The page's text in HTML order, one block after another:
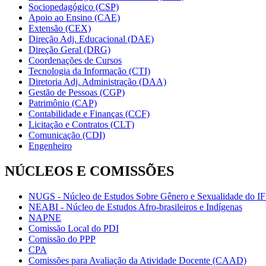
Sociopedagógico (CSP)
Apoio ao Ensino (CAE)
Extensão (CEX)
Direção Adj. Educacional (DAE)
Direção Geral (DRG)
Coordenações de Cursos
Tecnologia da Informação (CTI)
Diretoria Adj. Administração (DAA)
Gestão de Pessoas (CGP)
Patrimônio (CAP)
Contabilidade e Finanças (CCF)
Licitação e Contratos (CLT)
Comunicação (CDI)
Engenheiro
NÚCLEOS E COMISSÕES
NUGS - Núcleo de Estudos Sobre Gênero e Sexualidade do
NEABI - Núcleo de Estudos Afro-brasileiros e Indígenas
NAPNE
Comissão Local do PDI
Comissão do PPP
CPA
Comissões para Avaliação da Atividade Docente (CAAD)